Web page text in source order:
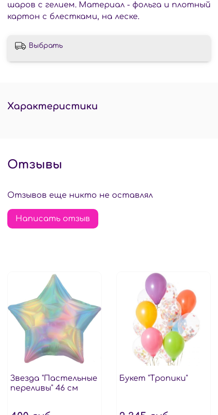
шаров с гелием. Материал - фольга и плотный
картон с блестками, на леске.
Выбрать
Характеристики
Отзывы
Отзывов еще никто не оставлял
Написать отзыв
Звезда "Пастельные
переливы" 46 см
Букет "Тропики"